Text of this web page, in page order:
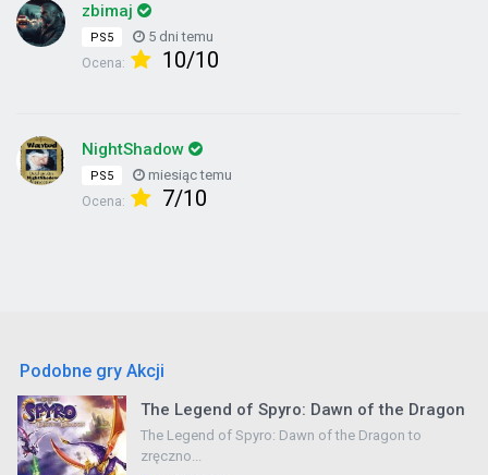
zbimaj
PS5 5 dni temu
Ocena: 10/10
NightShadow
PS5 miesiąc temu
Ocena: 7/10
Podobne gry Akcji
The Legend of Spyro: Dawn of the Dragon
The Legend of Spyro: Dawn of the Dragon to
zręczno...